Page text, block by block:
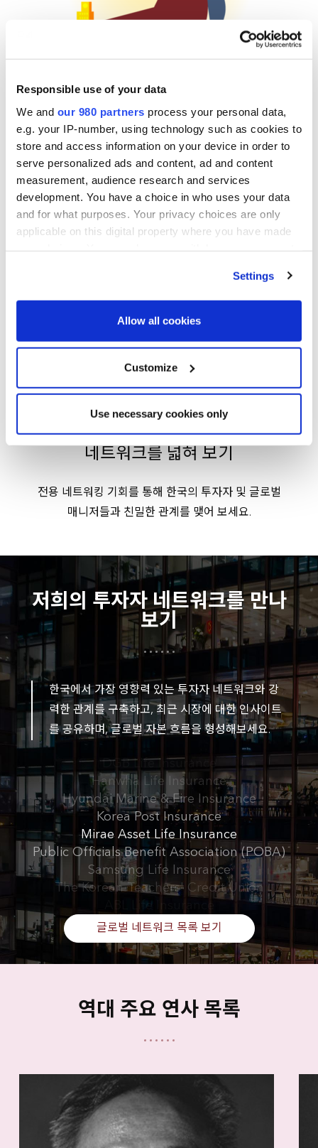
Responsible use of your data
We and our 980 partners process your personal data,
e.g. your IP-number, using technology such as cookies to
store and access information on your device in order to
serve personalized ads and content, ad and content
measurement, audience research and services
development. You have a choice in who uses your data
and for what purposes. Your privacy choices are only
applicable on this digital property where you have made
Find out more about how your personal data is processed
We use cookies across this website for a number of
reasons, such as keeping the site reliable and secure;
correctly. We also use cookies for cross-site statistics,
marketing and analysis. You can change these at any
time by clicking the settings below.
Settings
Allow all cookies
Customize
Use necessary cookies only
전략적인 인사이트를 얻기
2022년에 투자자들이 중점을 둘 핵심 분야와 전략 등
을 파악해보세요.
네트워크를 넓혀 보기
전용 네트워킹 기회를 통해 한국의 투자자 및 글로벌
매니저들과 친밀한 관계를 맺어 보세요.
저희의 투자자 네트워크를 만나
보기
한국에서 가장 영향력 있는 투자자 네트워크와 강
력한 관계를 구축하고, 최근 시장에 대한 인사이트
를 공유하며, 글로벌 자본 흐름을 형성해보세요.
AIA Life Korea
DGB Life Insurance
Hanwha Life Insurance
Hyundai Marine & Fire Insurance
Korea Post Insurance
Mirae Asset Life Insurance
Public Officials Benefit Association (POBA)
Samsung Life Insurance
The Korean Teachers' Credit Union
ABL Life Insurance
DGB Life Insurance
Hanwha Life Insurance
Hyundai Marine & Fire Insurance
Korea Post Insurance
Mirae Asset Life Insurance
Public Officials Benefit Association (POBA)
Samsung Life Insurance
The Korean Teachers' Credit Union
ABL Life Insurance
AIA Life Korea
DGB Life Insurance
Hanwha Life Insurance
Mirae Asset Life Insurance
글로벌 네트워크 목록 보기
역대 주요 연사 목록